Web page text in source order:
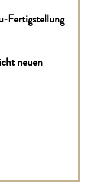
Fertigstellung
neuen